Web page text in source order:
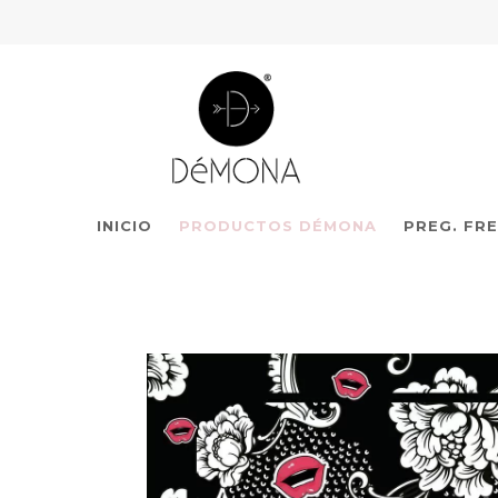
INICIO PRODUCTOS DÉMONA PREG.